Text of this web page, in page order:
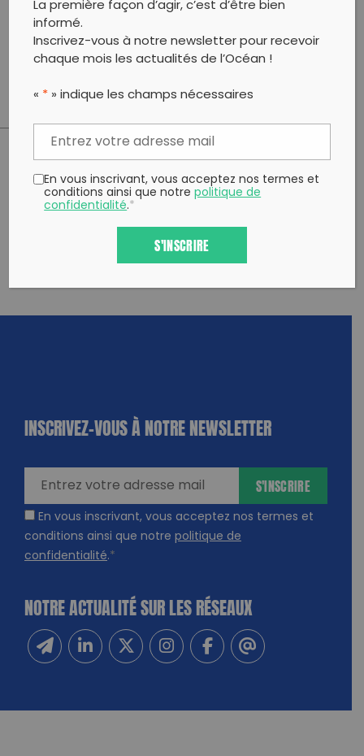
d'échanger sur la consommation d'emballages et
pour trouver, ensemble, des solutions simples et
ludiques. Prévoir des gants ; les sacs de poubelle sont
fournis.
PARTAGER CET ARTICLE:
Partager sur Facebook
Partager sur
Copy to clipboard
INSCRIVEZ-VOUS À NOTRE NEWSLETTER
En vous inscrivant, vous acceptez nos termes et
conditions ainsi que notre politique de
confidentialité.*
S'INSCRIRE
NOTRE ACTUALITÉ SUR LES RÉSEAUX
La première façon d’agir, c’est d’être bien
informé.
Inscrivez-vous à notre newsletter pour recevoir
chaque mois les actualités de l’Océan !
« * » indique les champs nécessaires
En vous inscrivant, vous acceptez nos termes et
conditions ainsi que notrepolitique de
confidentialité.*
S'INSCRIRE